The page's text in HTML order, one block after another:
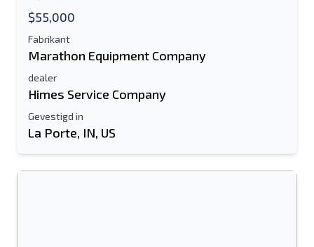
$55,000
Fabrikant
Marathon Equipment Company
dealer
Himes Service Company
Gevestigd in
La Porte, IN, US